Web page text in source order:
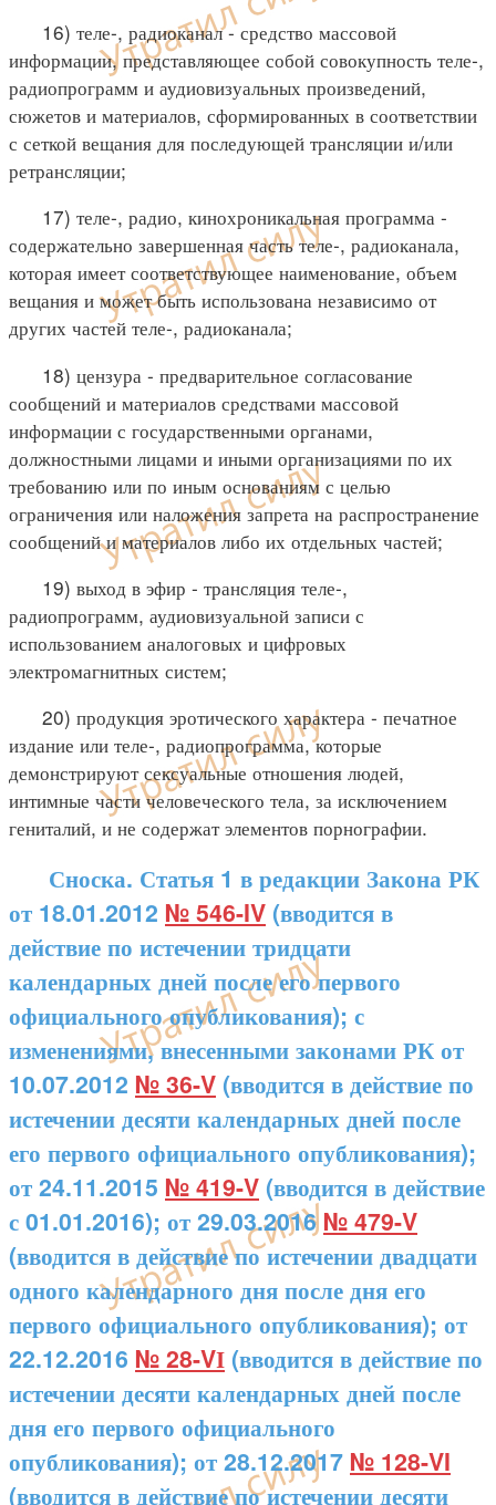
16) теле-, радиоканал - средство массовой
информации, представляющее собой совокупность теле-,
радиопрограмм и аудиовизуальных произведений,
сюжетов и материалов, сформированных в соответствии
с сеткой вещания для последующей трансляции и/или
ретрансляции;
17) теле-, радио, кинохроникальная программа -
содержательно завершенная часть теле-, радиоканала,
которая имеет соответствующее наименование, объем
вещания и может быть использована независимо от
других частей теле-, радиоканала;
18) цензура - предварительное согласование
сообщений и материалов средствами массовой
информации с государственными органами,
должностными лицами и иными организациями по их
требованию или по иным основаниям с целью
ограничения или наложения запрета на распространение
сообщений и материалов либо их отдельных частей;
19) выход в эфир - трансляция теле-,
радиопрограмм, аудиовизуальной записи с
использованием аналоговых и цифровых
электромагнитных систем;
20) продукция эротического характера - печатное
издание или теле-, радиопрограмма, которые
демонстрируют сексуальные отношения людей,
интимные части человеческого тела, за исключением
гениталий, и не содержат элементов порнографии.
Сноска. Статья 1 в редакции Закона РК
от 18.01.2012 № 546-IV (вводится в
действие по истечении тридцати
календарных дней после его первого
официального опубликования); с
изменениями, внесенными законами РК от
10.07.2012 № 36-V (вводится в действие по
истечении десяти календарных дней после
его первого официального опубликования);
от 24.11.2015 № 419-V (вводится в действие
с 01.01.2016); от 29.03.2016 № 479-V
(вводится в действие по истечении двадцати
одного календарного дня после дня его
первого официального опубликования); от
22.12.2016 № 28-VІ (вводится в действие по
истечении десяти календарных дней после
дня его первого официального
опубликования); от 28.12.2017 № 128-VI
(вводится в действие по истечении десяти